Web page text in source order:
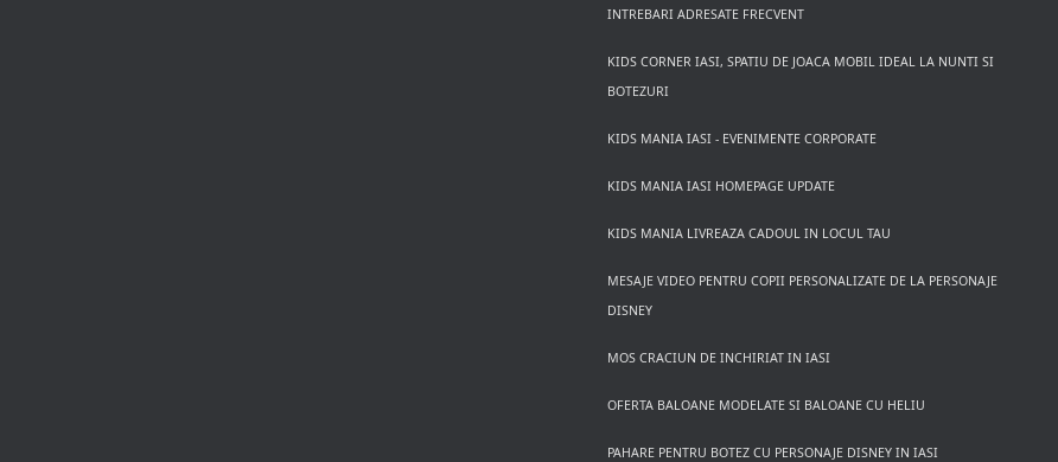
INTREBARI ADRESATE FRECVENT
KIDS CORNER IASI, SPATIU DE JOACA MOBIL IDEAL LA NUNTI SI
BOTEZURI
KIDS MANIA IASI - EVENIMENTE CORPORATE
KIDS MANIA IASI HOMEPAGE UPDATE
KIDS MANIA LIVREAZA CADOUL IN LOCUL TAU
MESAJE VIDEO PENTRU COPII PERSONALIZATE DE LA PERSONAJE
DISNEY
MOS CRACIUN DE INCHIRIAT IN IASI
OFERTA BALOANE MODELATE SI BALOANE CU HELIU
PAHARE PENTRU BOTEZ CU PERSONAJE DISNEY IN IASI